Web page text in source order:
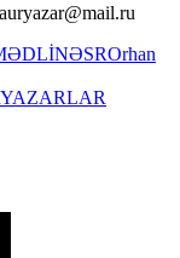
NƏSROrhan
YAZARLAR